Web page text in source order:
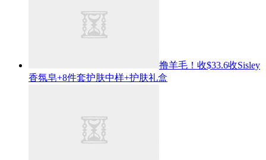
撸羊毛！收$33.6收Sisley
香氛皂+8件套护肤中样+护肤礼盒